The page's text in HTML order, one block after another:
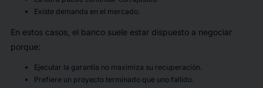
Existe demanda en el mercado.
En estos casos, el banco suele estar dispuesto a negociar
porque:
Ejecutar la garantía no maximiza su recuperación.
Prefiere un proyecto terminado que uno fallido.